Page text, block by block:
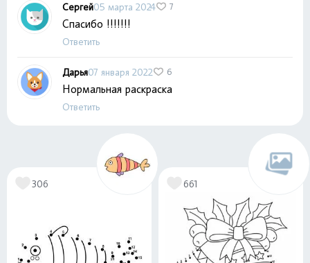
Сергей05 марта 2024 7
Спасибо !!!!!!!
Ответить
Дарья07 января 2022 6
Нормальная раскраска
Ответить
306 661